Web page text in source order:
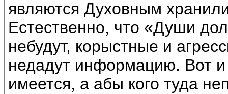
являются Духовным
Естественно, что «Души
небудут, корыстные и
недадут информацию. Вот и
имеется, а абы кого туда